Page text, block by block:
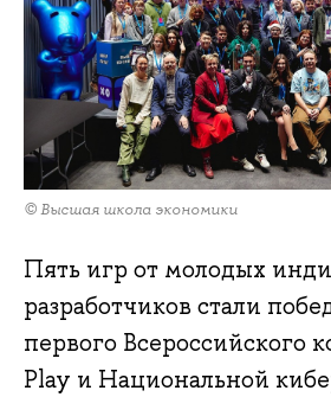
© Высшая школа экономики
Пять игр от молодых
разработчиков стали
первого Всероссийского
Play и Национальной